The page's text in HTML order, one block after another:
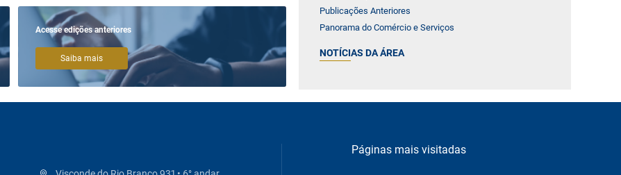
Publicações Anteriores
Panorama do Comércio e Serviços
NOTÍCIAS DA ÁREA
Acesse edições anteriores
Saiba mais
Páginas mais visitadas